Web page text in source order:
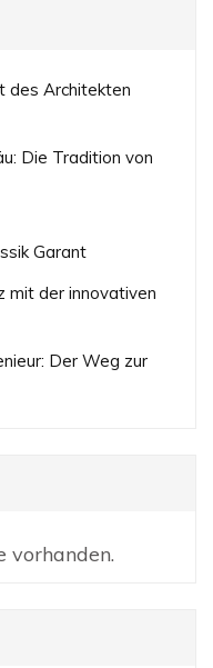
des Architekten
Die Tradition von
Garant
mit der innovativen
Der Weg zur
vorhanden.